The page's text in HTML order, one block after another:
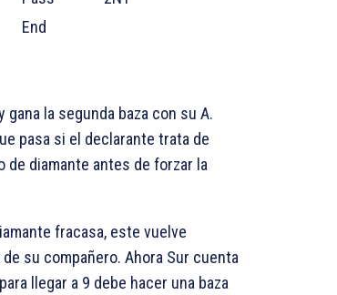
End
gana la segunda baza con suA.
pasa si el declarante trata de
de diamante antes de forzar la
fracasa, este vuelve
su compañero. Ahora Sur cuenta
llegar a 9 debe hacer una baza